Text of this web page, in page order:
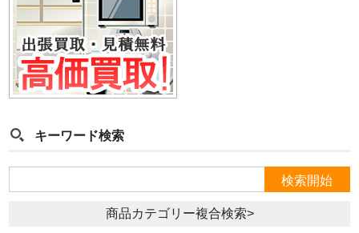
キーワード検索
商品カテゴリー複合検索>